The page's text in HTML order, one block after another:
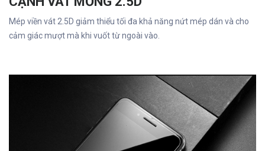
Mép viền vát 2.5D giảm thiểu tối đa khả năng nứt mép dán và cho
cảm giác mượt mà khi vuốt từ ngoài vào.